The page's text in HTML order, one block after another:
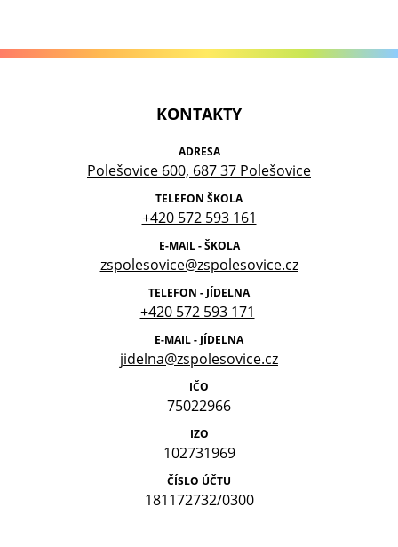
KONTAKTY
ADRESA
Polešovice 600, 687 37 Polešovice
TELEFON ŠKOLA
+420 572 593 161
E-MAIL - ŠKOLA
zspolesovice@zspolesovice.cz
TELEFON - JÍDELNA
+420 572 593 171
E-MAIL - JÍDELNA
jidelna@zspolesovice.cz
IČO
75022966
IZO
102731969
ČÍSLO ÚČTU
181172732/0300